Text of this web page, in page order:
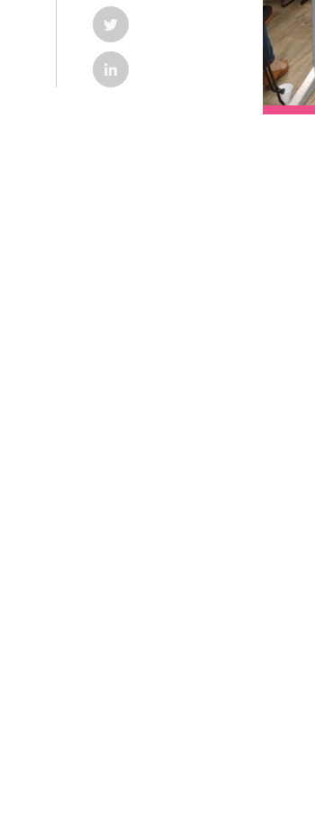
COMPARTILHAR POST NO
COMPARTILHAR POST NO